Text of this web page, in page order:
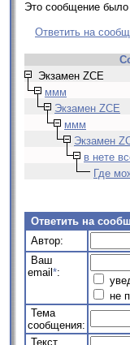
Это сообщение было
Ответить на
Экзамен ZCE
ммм
Экзамен ZCE
ммм
Экзамен
в нете
Где
Ответить на
Автор:
Ваш
email *:
не
Тема
сообщения:
Текст